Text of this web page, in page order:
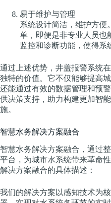
易于维护与管理
系统设计简洁，维护方便
单，即便是非专业人员也
监控和诊断功能，使得系
通过上述优势，井盖报警系统
独特的价值。它不仅能够提高
还能通过有效的数据管理和预
供决策支持，助力构建更加智
施。
智慧水务解决方案融合
智慧水务解决方案融合，通过
平台，为城市水系统带来革命
解决方案融合的具体描述：
我们的解决方案以感知技术为